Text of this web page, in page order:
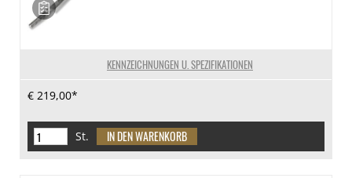
KENNZEICHNUNGEN U. SPEZIFIKATIONEN
€ 219,00*
St.